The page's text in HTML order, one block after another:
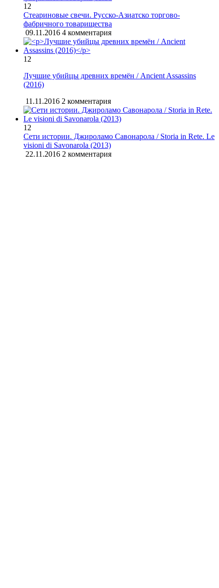
12
Стеариновые свечи. Русско-Азиатско торгово-
фабричного товарищества
09.11.2016 4 комментария
12
Лучшие убийцы древних времён / Ancient Assassins
(2016)
11.11.2016 2 комментария
12
Сети истории. Джироламо Савонарола / Storia in Rete. Le
visioni di Savonarola (2013)
22.11.2016 2 комментария